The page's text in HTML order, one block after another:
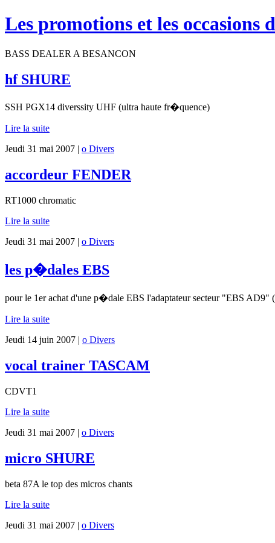
Les promotions et les occasions
BASS DEALER A BESANCON
hf SHURE
SSH PGX14 diverssity UHF (ultra haute fr�quence)
Lire la suite
Jeudi 31 mai 2007 | o Divers
accordeur FENDER
RT1000 chromatic
Lire la suite
Jeudi 31 mai 2007 | o Divers
les p�dales EBS
pour le 1er achat d'une p�dale EBS l'adaptateur secteur "EBS
Lire la suite
Jeudi 14 juin 2007 | o Divers
vocal trainer TASCAM
CDVT1
Lire la suite
Jeudi 31 mai 2007 | o Divers
micro SHURE
beta 87A le top des micros chants
Lire la suite
Jeudi 31 mai 2007 | o Divers